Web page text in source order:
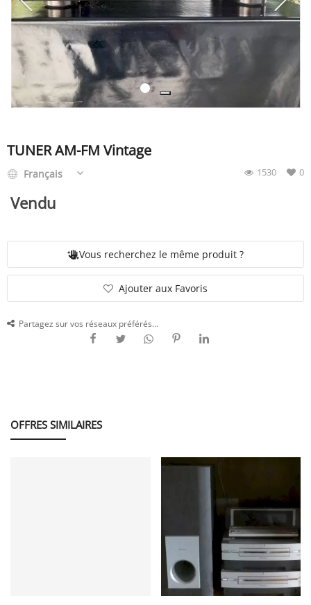
SERVICE
ÉVÉNEMENT
Français
TUNER AM-FM Vintage
0
1530
Français
Vendu
Vous recherchez le même produit ?
Ajouter aux Favoris
Partagez sur vos réseaux préférés...
OFFRES SIMILAIRES